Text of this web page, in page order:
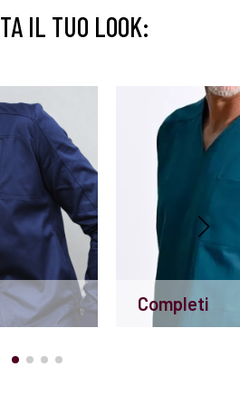
IL TUO LOOK:
Completi